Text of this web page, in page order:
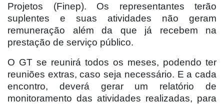
Projetos (Finep). Os representantes terão
suplentes e suas atividades não geram
remuneração além da que já recebem na
prestação de serviço público.
O GT se reunirá todos os meses, podendo ter
reuniões extras, caso seja necessário. E a cada
encontro, deverá gerar um relatório de
monitoramento das atividades realizadas, para